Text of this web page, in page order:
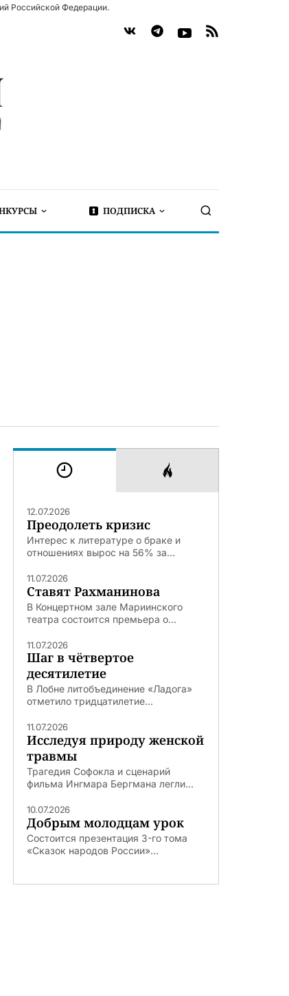
Российской Федерации.
ПОДПИСКА
12.07.2026
Преодолеть кризис
Интерес к литературе о браке и
отношениях вырос на 56% за...
11.07.2026
Ставят Рахманинова
В Концертном зале Мариинского
театра состоится премьера о...
11.07.2026
Шаг в чётвертое
десятилетие
В Лобне литобъединение «Ладога»
отметило тридцатилетие...
11.07.2026
Исследуя природу женской
травмы
Трагедия Софокла и сценарий
фильма Ингмара Бергмана легли...
10.07.2026
Добрым молодцам урок
Состоится презентация 3-го тома
«Сказок народов России»...